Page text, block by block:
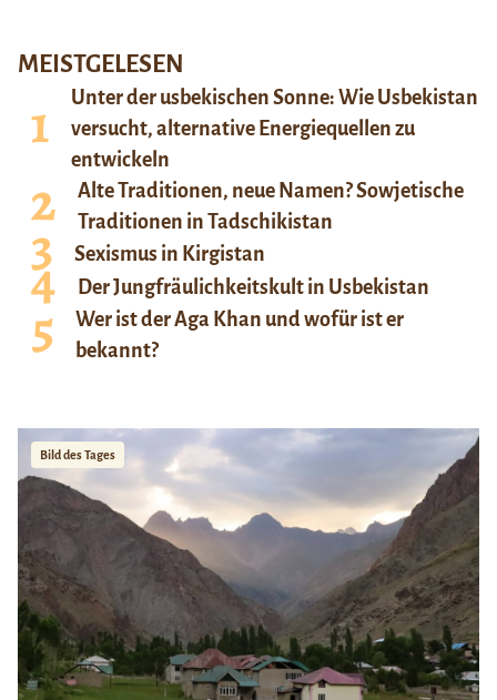
MEISTGELESEN
Unter der usbekischen Sonne: Wie Usbekistan
versucht, alternative Energiequellen zu
entwickeln
Alte Traditionen, neue Namen? Sowjetische
Traditionen in Tadschikistan
Sexismus in Kirgistan
Der Jungfräulichkeitskult in Usbekistan
Wer ist der Aga Khan und wofür ist er
bekannt?
Bild des Tages